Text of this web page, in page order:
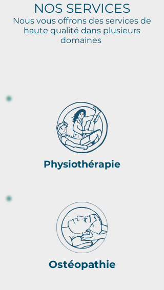
NOS SERVICES
Nous vous offrons des services de
haute qualité dans plusieurs
domaines
Physiothérapie
Ostéopathie